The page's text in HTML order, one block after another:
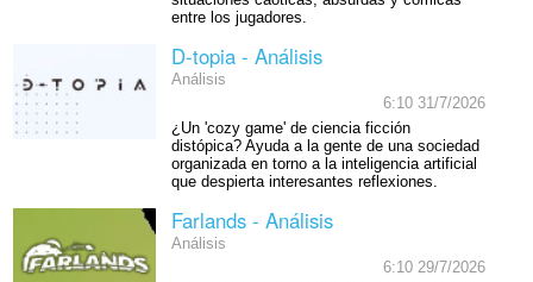
entre los jugadores.
D-topia - Análisis
Análisis
6:10 31/7/2026
¿Un 'cozy game' de ciencia ficción
distópica? Ayuda a la gente de una sociedad
organizada en torno a la inteligencia artificial
que despierta interesantes reflexiones.
Farlands - Análisis
Análisis
6:10 29/7/2026